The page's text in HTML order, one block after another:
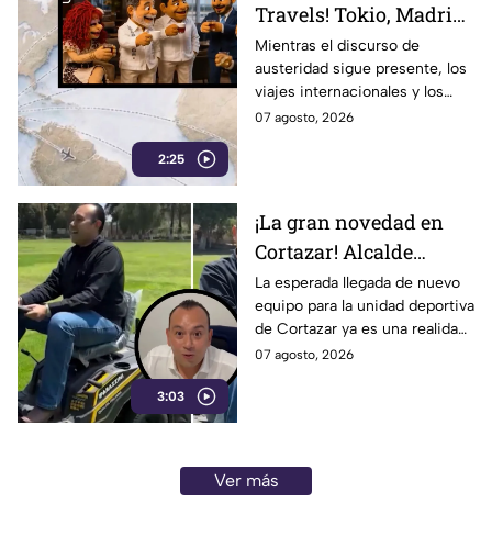
2:25
Travels! Tokio, Madrid,
París y vuelos de lujo…
la austeridad puede
esperar
Mientras el discurso de
austeridad sigue presente, los
viajes internacionales y los
vuelos de lujo se convierten en
07 agosto, 2026
3:03
¡La gran novedad en
Cortazar! Alcalde
presume nuevo equipo
para la unidad
deportiva… y era una
podadora
La esperada llegada de nuevo
equipo para la unidad deportiva
de Cortazar ya es una realidad.
El alcalde Mauricio Estefanía
07 agosto, 2026
Ver más